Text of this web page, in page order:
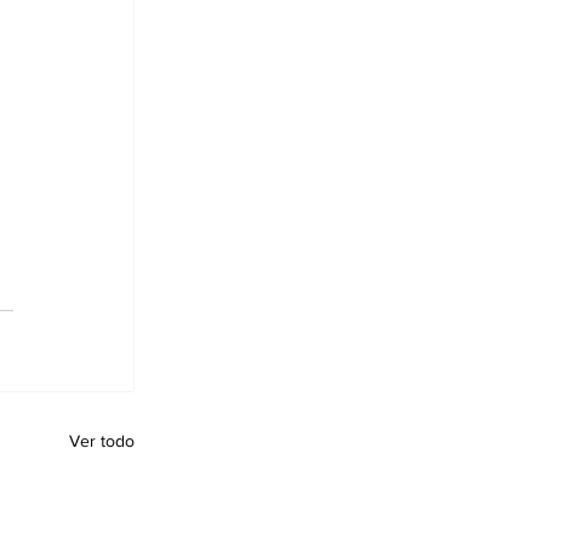
Ver todo